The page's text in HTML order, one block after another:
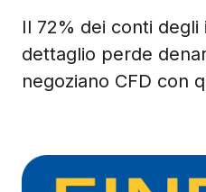
Il 72% dei conti degli
dettaglio perde
negoziano CFD con